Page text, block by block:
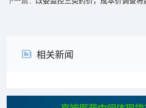
相关新闻